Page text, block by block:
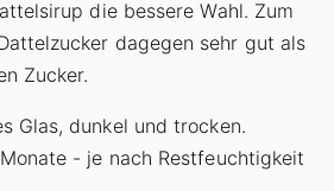
die bessere Wahl. Zum
dagegen sehr gut als
Zucker.
Glas, dunkel und trocken.
- je nach Restfeuchtigkeit